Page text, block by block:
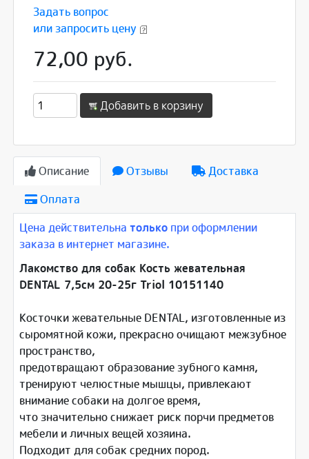
Задать вопрос
или запросить цену
72,00 руб.
Добавить в корзину
Описание Отзывы
Доставка
Оплата
Цена действительнатолько при оформлении
заказа в интернет магазине.
Лакомство для собак Кость жевательная
DENTAL 7,5см 20-25г Triol 10151140
Косточки жевательные DENTAL, изготовленные из
сыромятной кожи, прекрасно очищают межзубное
пространство,
предотвращают образование зубного камня,
тренируют челюстные мышцы, привлекают
внимание собаки на долгое время,
что значительно снижает риск порчи предметов
мебели и личных вещей хозяина.
Подходит для собак средних пород.